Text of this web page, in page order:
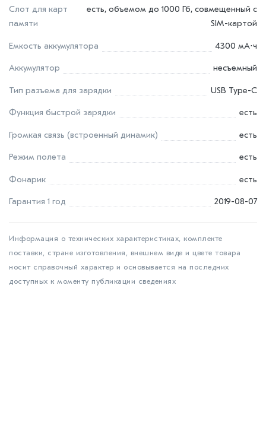
Слот для карт
памяти
есть, объемом до 1000 Гб, совмещенный с
SIM-картой
Емкость аккумулятора 4300 мА⋅ч
Аккумулятор несъемный
Тип разъема для зарядки USB Type-C
Функция быстрой зарядки есть
Громкая связь (встроенный динамик) есть
Режим полета есть
Фонарик есть
Гарантия 1 год 2019-08-07
Информация о технических характеристиках, комплекте
поставки, стране изготовления, внешнем виде и цвете товара
носит справочный характер и основывается на последних
доступных к моменту публикации сведениях